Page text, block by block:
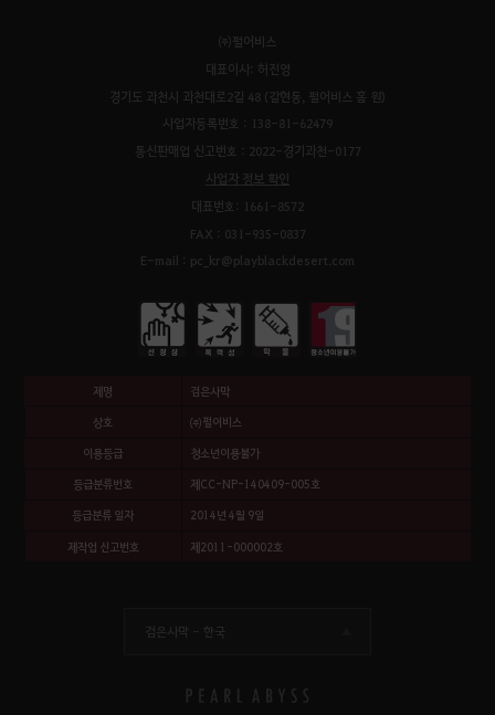
㈜펄어비스
대표이사: 허진영
경기도 과천시 과천대로2길 48 (갈현동, 펄어비스 홈 원)
사업자등록번호 : 138-81-62479
통신판매업 신고번호 : 2022-경기과천-0177
사업자 정보 확인
대표번호: 1661-8572
FAX : 031-935-0837
E-mail : pc_kr@playblackdesert.com
제명 검은사막
상호 ㈜펄어비스
이용등급 청소년이용불가
등급분류번호 제CC-NP-140409-005호
등급분류 일자 2014년 4월 9일
제작업 신고번호 제2011-000002호
검은사막 - 한국